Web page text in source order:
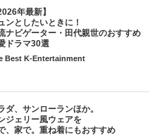
年最新】
ンとしたいときに！
ナビゲーター・田代親世のおすすめ
ドラマ30選
Best K-Entertainment
ダ、サンローランほか。
ジェリー風ウェアを
、家で。重ね着にもおすすめ